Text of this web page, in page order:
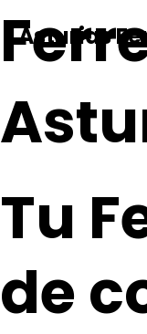
contenido
Asturias
Tu
de